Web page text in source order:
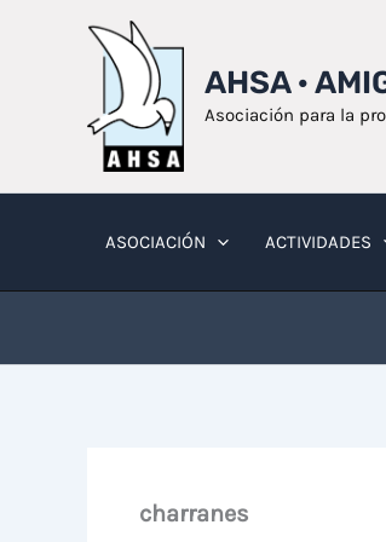
AHSA ·
Asociación para la
ASOCIACIÓN ACTIVIDADES
charranes